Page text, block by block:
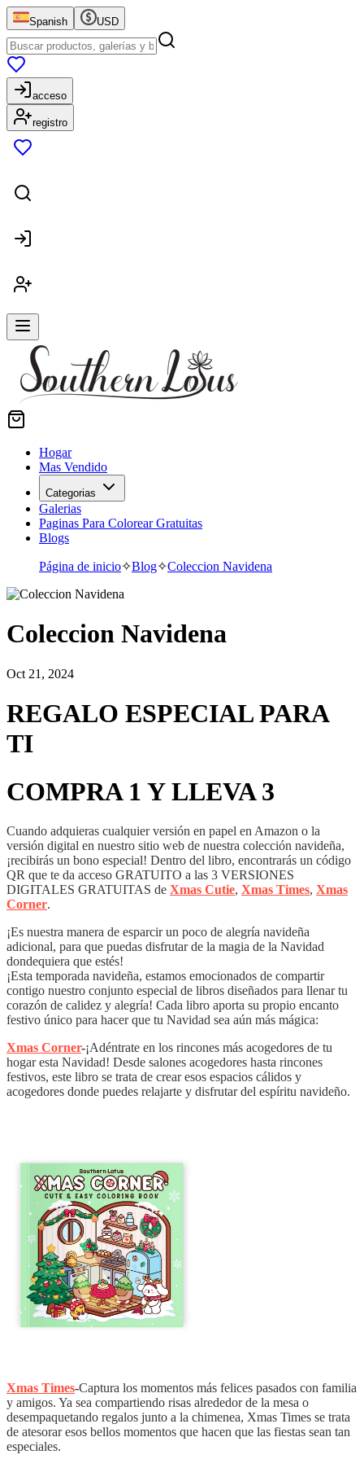
Spanish USD
acceso
registro
Hogar
Mas Vendido
Categorias
Galerias
Paginas Para Colorear Gratuitas
Blogs
Página de inicio✧Blog✧Coleccion Navidena
Coleccion Navidena
Oct 21, 2024
REGALO ESPECIAL PARA
TI
COMPRA 1 Y LLEVA 3
Cuando adquieras cualquier versión en papel en Amazon o la
versión digital en nuestro sitio web de nuestra colección navideña,
¡recibirás un bono especial! Dentro del libro, encontrarás un código
QR que te da acceso GRATUITO a las 3 VERSIONES
DIGITALES GRATUITAS de Xmas Cutie, Xmas Times, Xmas
Corner.
¡Es nuestra manera de esparcir un poco de alegría navideña
adicional, para que puedas disfrutar de la magia de la Navidad
dondequiera que estés!
¡Esta temporada navideña, estamos emocionados de compartir
contigo nuestro conjunto especial de libros diseñados para llenar tu
corazón de calidez y alegría! Cada libro aporta su propio encanto
festivo único para hacer que tu Navidad sea aún más mágica:
Xmas Corner-¡Adéntrate en los rincones más acogedores de tu
hogar esta Navidad! Desde salones acogedores hasta rincones
festivos, este libro se trata de crear esos espacios cálidos y
acogedores donde puedes relajarte y disfrutar del espíritu navideño.
Xmas Times-Captura los momentos más felices pasados con familia
y amigos. Ya sea compartiendo risas alrededor de la mesa o
desempaquetando regalos junto a la chimenea, Xmas Times se trata
de atesorar esos bellos momentos que hacen que las fiestas sean tan
especiales.